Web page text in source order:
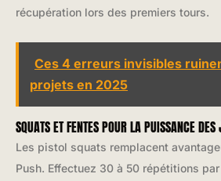
récupération lors des premiers tours.
Ces 4 erreurs invisibles
projets en 2025
SQUATS ET FENTES POUR LA PUISSANCE
Les pistol squats remplacent
Push. Effectuez 30 à 50 répétitions